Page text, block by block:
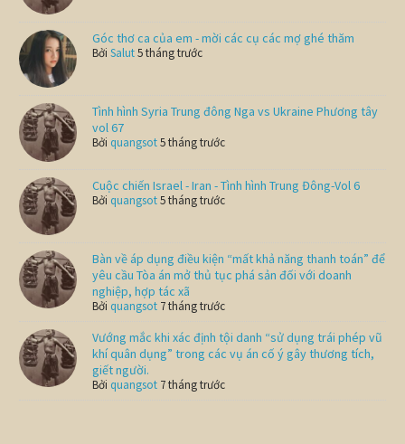
Góc thơ ca của em - mời các cụ các mợ ghé thăm
BởiSalut5 tháng trước
Tình hình Syria Trung đông Nga vs Ukraine Phương tây
vol 67
Bởi quangsot5 tháng trước
Cuộc chiến Israel - Iran - Tình hình Trung Đông-Vol 6
Bởi quangsot5 tháng trước
Bàn về áp dụng điều kiện “mất khả năng thanh toán” để
yêu cầu Tòa án mở thủ tục phá sản đối với doanh
nghiệp, hợp tác xã
Bởi quangsot 7 tháng trước
Vướng mắc khi xác định tội danh “sử dụng trái phép vũ
khí quân dụng” trong các vụ án cố ý gây thương tích,
giết người.
Bởi quangsot 7 tháng trước